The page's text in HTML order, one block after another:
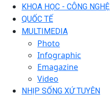
KHOA HỌC - CÔNG NGHỆ
QUỐC TẾ
MULTIMEDIA
Photo
Infographic
Emagazine
Video
NHỊP SỐNG XỨ TUYÊN